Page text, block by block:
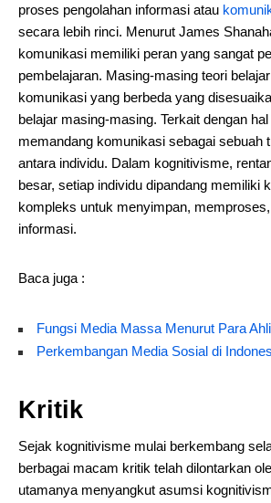
proses pengolahan informasi atau
secara lebih rinci. Menurut James
komunikasi memiliki peran yang sangat
pembelajaran. Masing-masing teori
komunikasi yang berbeda yang
belajar masing-masing. Terkait dengan
memandang komunikasi sebagai sebuah
antara individu. Dalam kognitivisme,
besar, setiap individu dipandang memiliki
kompleks untuk menyimpan,
informasi.
Baca juga :
Fungsi Media Massa Menurut Para Ahli
Perkembangan Media Sosial di
Kritik
Sejak kognitivisme mulai berkembang
berbagai macam kritik telah dilontarkan
utamanya menyangkut asumsi